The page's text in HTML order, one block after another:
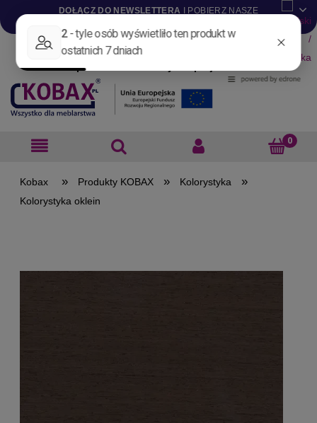
DOŁĄCZ DO NEWSLETTERA I POBIERZ NASZE
Aktualności Nowości
Blog
Pliki do pobrania
» Produkty KOBAX » Kolorystyka »
Kolorystyka oklein